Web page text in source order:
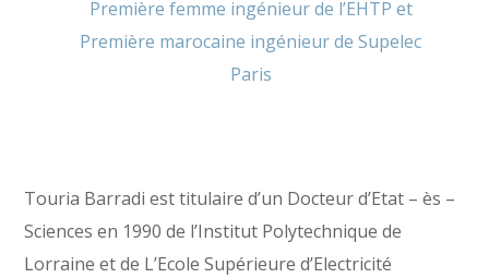
Première femme ingénieur de l’EHTP et
Première marocaine ingénieur de Supelec
Paris
Touria Barradi est titulaire d’un Docteur d’Etat – ès –
Sciences en 1990 de l’Institut Polytechnique de
Lorraine et de L’Ecole Supérieure d’Electricité